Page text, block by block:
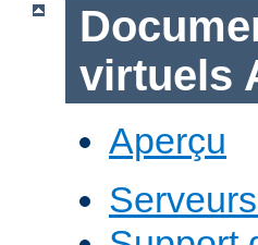
virtuels
Aperçu